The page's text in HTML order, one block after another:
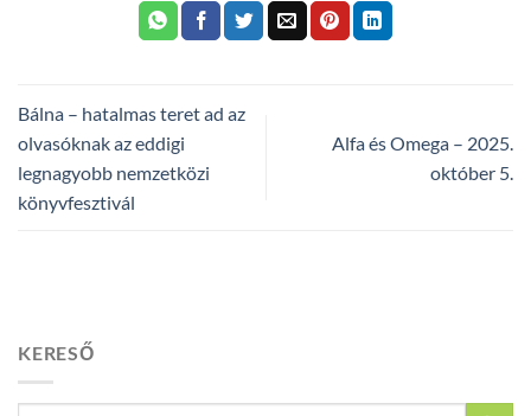
Bálna – hatalmas teret ad az
olvasóknak az eddigi
legnagyobb nemzetközi
könyvfesztivál
Alfa és Omega – 2025.
október 5.
KERESŐ